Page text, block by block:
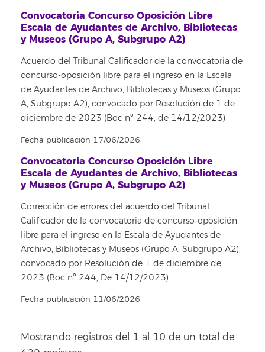
Convocatoria Concurso Oposición Libre
Escala de Ayudantes de Archivo, Bibliotecas
y Museos (Grupo A, Subgrupo A2)
Acuerdo del Tribunal Calificador de la convocatoria de
concurso-oposición libre para el ingreso en la Escala
de Ayudantes de Archivo, Bibliotecas y Museos (Grupo
A, Subgrupo A2), convocado por Resolución de 1 de
diciembre de 2023 (Boc nº 244, de 14/12/2023)
Fecha publicación 17/06/2026
Convocatoria Concurso Oposición Libre
Escala de Ayudantes de Archivo, Bibliotecas
y Museos (Grupo A, Subgrupo A2)
Corrección de errores del acuerdo del Tribunal
Calificador de la convocatoria de concurso-oposición
libre para el ingreso en la Escala de Ayudantes de
Archivo, Bibliotecas y Museos (Grupo A, Subgrupo A2),
convocado por Resolución de 1 de diciembre de
2023 (Boc nº 244, De 14/12/2023)
Fecha publicación 11/06/2026
Mostrando registros del 1 al 10 de un total de